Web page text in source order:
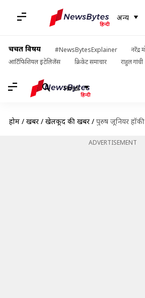
अन्य
चर्चित विषय #NewsBytesExplainer
नरेंद्र
आर्टिफिशियल इंटेलिजेंस
क्रिकेट समाचार राहुल गांधी
Hindi
होम / खबरें / खेलकूद की खबरें / पुरुष जूनियर हॉकी विश्व कप
ADVERTISEMENT